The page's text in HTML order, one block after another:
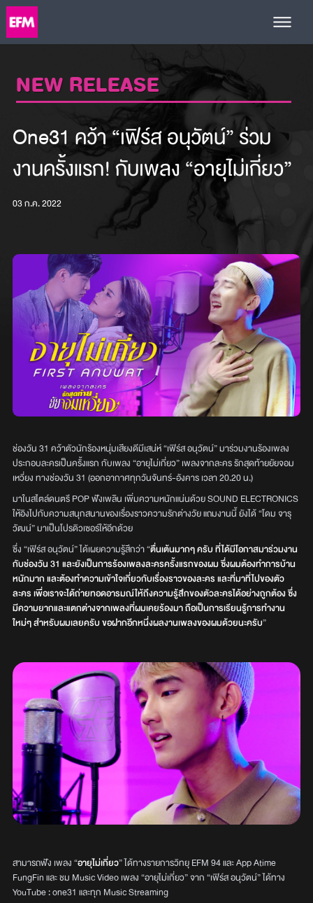
NEW RELEASE
One31 คว้า “เฟิร์ส อนุวัตน์” ร่วม
งานครั้งแรก! กับเพลง “อายุไม่เกี่ยว”
03 ก.ค. 2022
ช่องวัน 31 คว้าตัวนักร้องหนุ่มเสียงดีมีเสน่ห์ “เฟิร์ส อนุวัตน์” มาร่วมงานร้องเพลง
ประกอบละครเป็นครั้งแรก กับเพลง “อายุไม่เกี่ยว” เพลงจากละคร รักสุดท้ายยัยจอม
เหวี่ยง ทางช่องวัน 31 (ออกอากาศทุกวันจันทร์-อังคาร เวลา 20.20 น.)
มาในสไตล์ดนตรี POP ฟังเพลิน เพิ่มความหนักแน่นด้วย SOUND ELECTRONICS
ให้อิงไปกับความสนุกสนานของเรื่องราวความรักต่างวัย แถมงานนี้ ยังได้ “โดม จารุ
วัฒน์” มาเป็นโปรดิวเซอร์ให้อีกด้วย
ซึ่ง “เฟิร์ส อนุวัตน์” ได้เผยความรู้สึกว่า “ตื่นเต้นมากๆ ครับ ที่ได้มีโอกาสมาร่วมงาน
กับช่องวัน 31 และยังเป็นการร้องเพลงละครครั้งแรกของผม ซึ่งผมต้องทำการบ้าน
หนักมาก และต้องทำความเข้าใจเกี่ยวกับเรื่องราวของละคร และที่มาที่ไปของตัว
ละคร เพื่อเราจะได้ถ่ายทอดอารมณ์ให้ถึงความรู้สึกของตัวละครได้อย่างถูกต้อง ซึ่ง
มีความยากและแตกต่างจากเพลงที่ผมเคยร้องมา ถือเป็นการเรียนรู้การทำงาน
ใหม่ๆ สำหรับผมเลยครับ ขอฝากอีกหนึ่งผลงานเพลงของผมด้วยนะครับ”
สามารถฟัง เพลง “อายุไม่เกี่ยว” ได้ทางรายการวิทยุ EFM 94 และ App Atime
FungFin และ ชม Music Video เพลง “อายุไม่เกี่ยว” จาก “เฟิร์ส อนุวัตน์” ได้ทาง
YouTube : one31 และทุก Music Streaming